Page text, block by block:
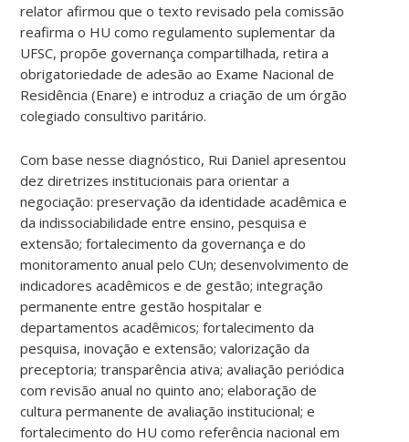
relator afirmou que o texto revisado pela comissão
reafirma o HU como regulamento suplementar da
UFSC, propõe governança compartilhada, retira a
obrigatoriedade de adesão ao Exame Nacional de
Residência (Enare) e introduz a criação de um órgão
colegiado consultivo paritário.
Com base nesse diagnóstico, Rui Daniel apresentou
dez diretrizes institucionais para orientar a
negociação: preservação da identidade acadêmica e
da indissociabilidade entre ensino, pesquisa e
extensão; fortalecimento da governança e do
monitoramento anual pelo CUn; desenvolvimento de
indicadores acadêmicos e de gestão; integração
permanente entre gestão hospitalar e
departamentos acadêmicos; fortalecimento da
pesquisa, inovação e extensão; valorização da
preceptoria; transparência ativa; avaliação periódica
com revisão anual no quinto ano; elaboração de
cultura permanente de avaliação institucional; e
fortalecimento do HU como referência nacional em